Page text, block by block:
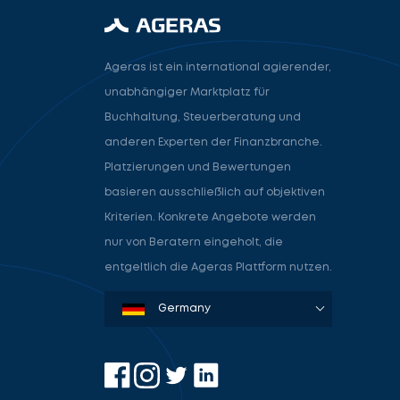
Ageras ist ein international agierender,
unabhängiger Marktplatz für
Buchhaltung, Steuerberatung und
anderen Experten der Finanzbranche.
Platzierungen und Bewertungen
basieren ausschließlich auf objektiven
Kriterien. Konkrete Angebote werden
nur von Beratern eingeholt, die
entgeltlich die Ageras Plattform nutzen.
Denmark
Sweden
Norway
Netherlands
Germany
USA